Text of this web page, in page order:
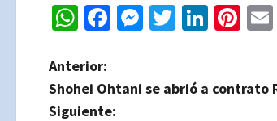
WhatsApp
Facebook
Messenger
Twitter
N
a
Anterior:
Shohei Ohtani se abrió a contrato
Siguiente: